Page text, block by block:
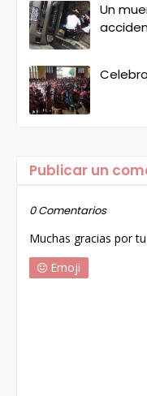
Un
Publicar un
0 Comentarios
Muchas gracias por
Emoji